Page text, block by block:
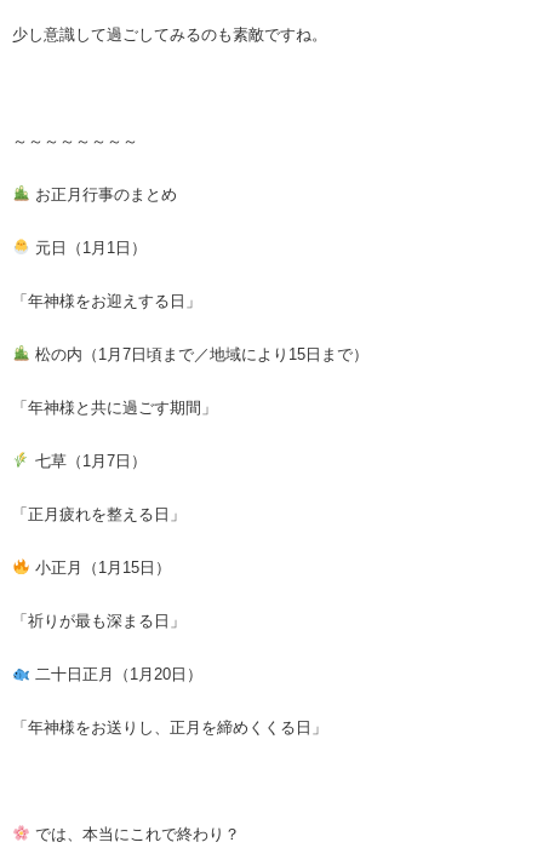
少し意識して過ごしてみるのも素敵ですね。
～～～～～～～～
お正月行事のまとめ
元日（1月1日）
「年神様をお迎えする日」
松の内（1月7日頃まで／地域により15日まで）
「年神様と共に過ごす期間」
七草（1月7日）
「正月疲れを整える日」
小正月（1月15日）
「祈りが最も深まる日」
二十日正月（1月20日）
「年神様をお送りし、正月を締めくくる日」
では、本当にこれで終わり？